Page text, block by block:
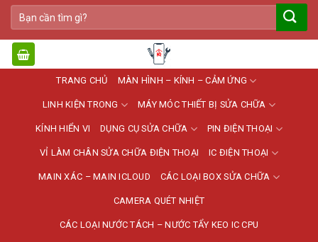
Bỏ
qua
nội
dung
Tìm
kiếm:
TRANG CHỦ MÀN HÌNH – KÍNH – CẢM ỨNG
LINH KIỆN TRONG MÁY MÓC THIẾT BỊ SỬA CHỮA
KÍNH HIỂN VI DỤNG CỤ SỬA CHỮA PIN ĐIỆN THOẠI
VỈ LÀM CHÂN SỬA CHỮA ĐIỆN THOẠI IC ĐIỆN THOẠI
MAIN XÁC – MAIN ICLOUD CÁC LOẠI BOX SỬA CHỮA
CAMERA QUÉT NHIỆT
CÁC LOẠI NƯỚC TÁCH – NƯỚC TẨY KEO IC CPU